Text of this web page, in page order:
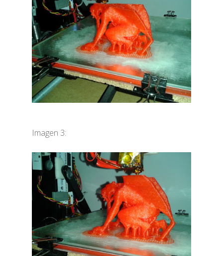
Imagen 3: